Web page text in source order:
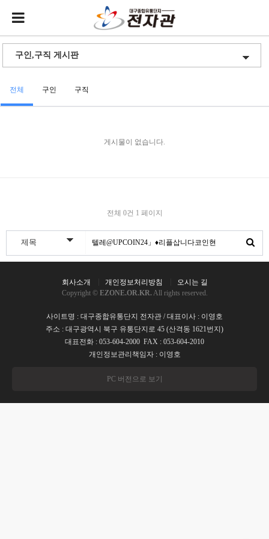
전체 구인 구직
게시물이 없습니다.
전체 0건 1 페이지
회사소개 개인정보처리방침
오시는 길
Copyright © EZONE.OR.KR. All rights reserved.
사이트명 : 대구종합유통단지 전자관 / 대표이사 : 이영호
주소 : 대구광역시 북구 유통단지로 45 (산격동 1621번지)
대표전화 : 053-604-2000 FAX : 053-604-2010
개인정보관리책임자 : 이영호
PC 버전으로 보기